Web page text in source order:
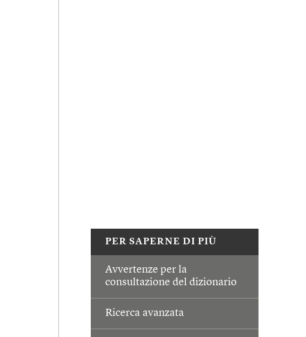
PER SAPERNE DI PIÙ
Avvertenze per la
consultazione del dizionario
Ricerca avanzata